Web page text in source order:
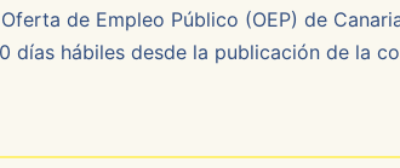
de Empleo Público (OEP) de
días hábiles desde la publicación de la